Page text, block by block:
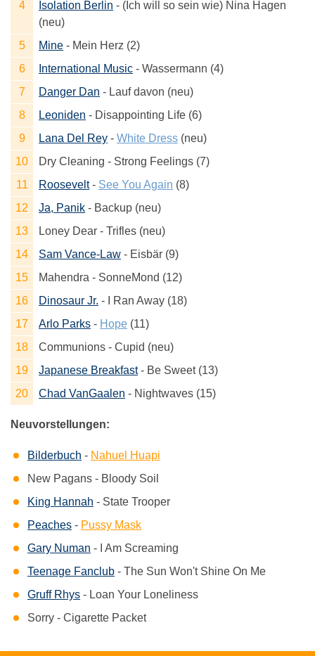
Isolation Berlin - (Ich will so sein wie) Nina Hagen
(neu)
Mine - Mein Herz (2)
International Music - Wassermann (4)
Danger Dan - Lauf davon (neu)
Leoniden - Disappointing Life (6)
Lana Del Rey - White Dress (neu)
Dry Cleaning - Strong Feelings (7)
Roosevelt- See You Again (8)
Ja, Panik - Backup (neu)
Loney Dear - Trifles (neu)
Sam Vance-Law - Eisbär (9)
Mahendra - SonneMond (12)
Dinosaur Jr. - I Ran Away (18)
Arlo Parks - Hope (11)
Communions - Cupid (neu)
Japanese Breakfast- Be Sweet (13)
Chad VanGaalen - Nightwaves (15)
Neuvorstellungen:
Bilderbuch - Nahuel Huapi
New Pagans - Bloody Soil
King Hannah - State Trooper
Peaches - Pussy Mask
Gary Numan - I Am Screaming
Teenage Fanclub - The Sun Won't Shine On Me
Gruff Rhys - Loan Your Loneliness
Sorry - Cigarette Packet